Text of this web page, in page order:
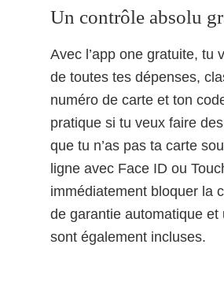
Un contrôle absolu
Avec l’app one gratuite, tu
de toutes tes dépenses,
numéro de carte et ton
pratique si tu veux faire
que tu n’as pas ta carte
ligne avec Face ID ou
immédiatement bloquer la
de garantie automatique
sont également incluses.